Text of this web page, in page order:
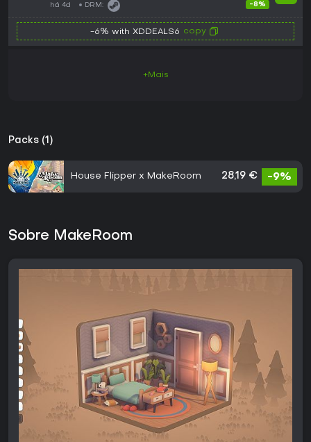
há 4d DRM: -8%
-6% with XDDEALS6 copy
+Mais
Packs (1)
House Flipper x MakeRoom 28,19 € -9%
Sobre MakeRoom